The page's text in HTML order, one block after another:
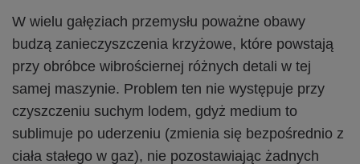
W wielu gałęziach przemysłu poważne obawy
budzą zanieczyszczenia krzyżowe, które powstają
przy obróbce wibrościernej różnych detali w tej
samej maszynie. Problem ten nie występuje przy
czyszczeniu suchym lodem, gdyż medium to
sublimuje po uderzeniu (zmienia się bezpośrednio z
ciała stałego w gaz), nie pozostawiając żadnych